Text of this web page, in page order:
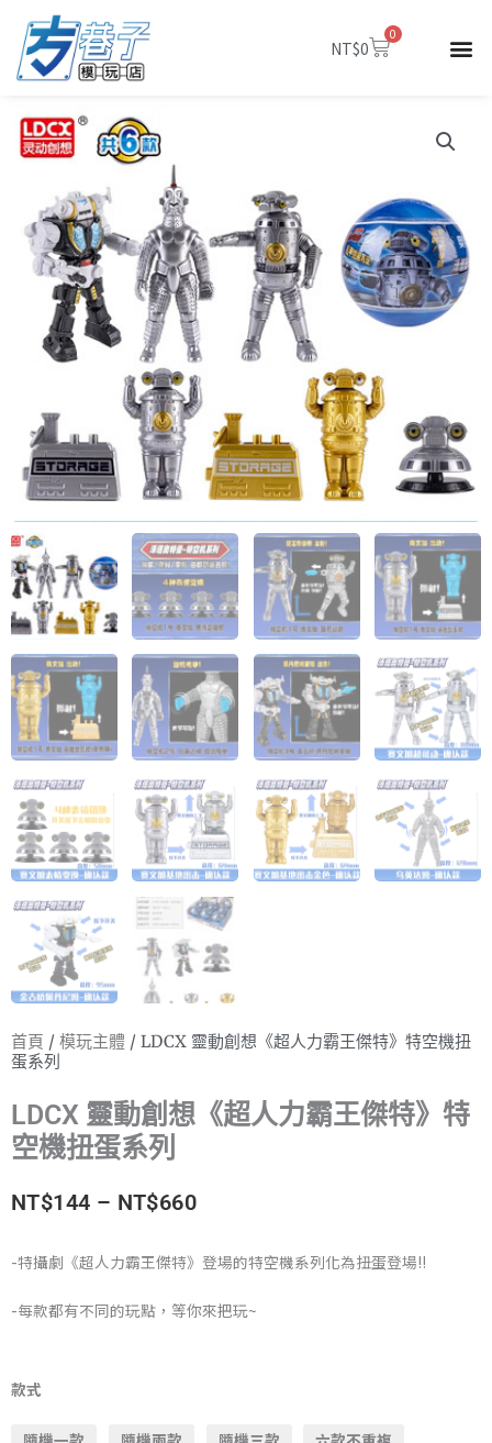
NT$0
0
購
首頁 / 模玩主體 / LDCX 靈動創想《超人力霸王傑特》特空機扭
蛋系列
LDCX 靈動創想《超人力霸王傑特》特
空機扭蛋系列
NT$144 – NT$660價
-特攝劇《超人力霸王傑特》登場的特空機系列化為扭蛋登場!!
-每款都有不同的玩點，等你來把玩~
款式
靈